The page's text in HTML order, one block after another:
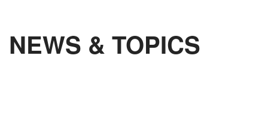
NEWS & TOPICS